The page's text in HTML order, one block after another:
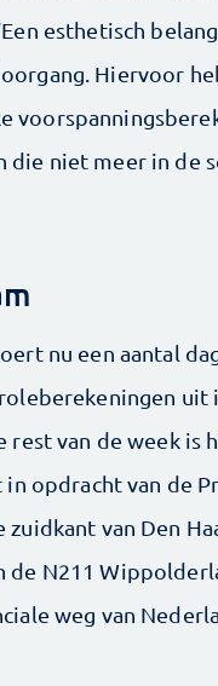
esthetisch
Hiervoor
die niet meer in de
nu een aantal
uit
rest van de week is
opdracht van de
zuidkant van Den
de N211
weg van